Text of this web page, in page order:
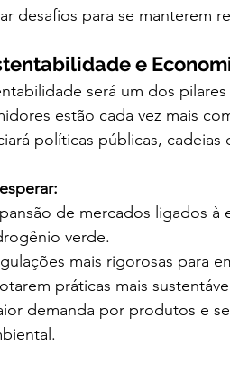
desafios para se manterem
e
será um dos
estão cada vez mais
políticas públicas,
de mercados ligados à
verde.
mais rigorosas para
práticas mais
demanda por produtos e